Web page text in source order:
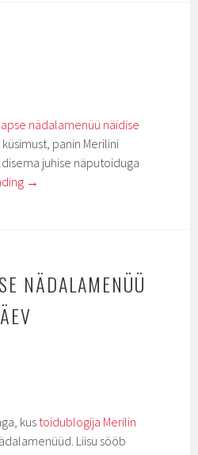
nädalamenüü näidise
panin Merilini
juhise näputoiduga
→
NÄDALAMENÜÜ
kus toidublogija Merilin
Liisu sööb